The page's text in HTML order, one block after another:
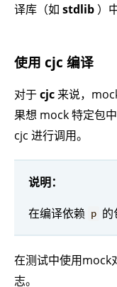
译库（如 stdlib ）
使用 cjc 编译
对于cjc 来说，
果想 mock 特定包
cjc 进行调用。
说明：
在编译依赖 p 的
在测试中使用mock
志。